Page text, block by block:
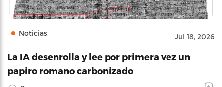
Noticias Jul 18, 2026
La IA desenrolla y lee por primera vez un
papiro romano carbonizado